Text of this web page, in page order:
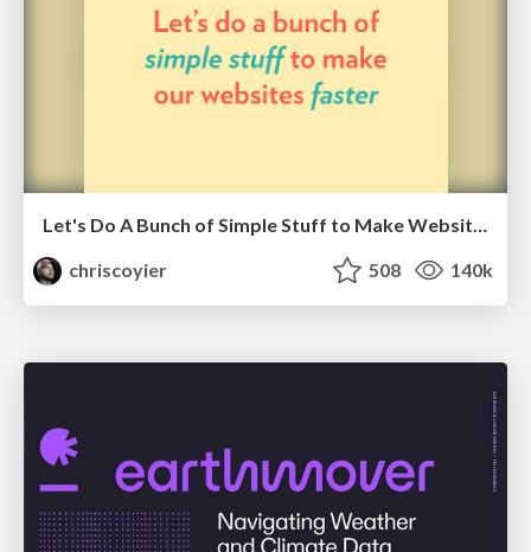
Let's Do A Bunch of Simple Stuff to Make Websites Faster
chriscoyier
508 140k